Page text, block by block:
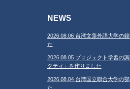
NEWS
2026.08.06 台湾文藻外語大学の
た
2026.08.05 プロジェクト学習の
クティ」を作りました
2026.08.04 台湾国立聯合大学の
た